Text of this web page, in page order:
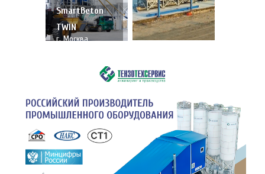
SmartBeton
TWIN
г. Москва